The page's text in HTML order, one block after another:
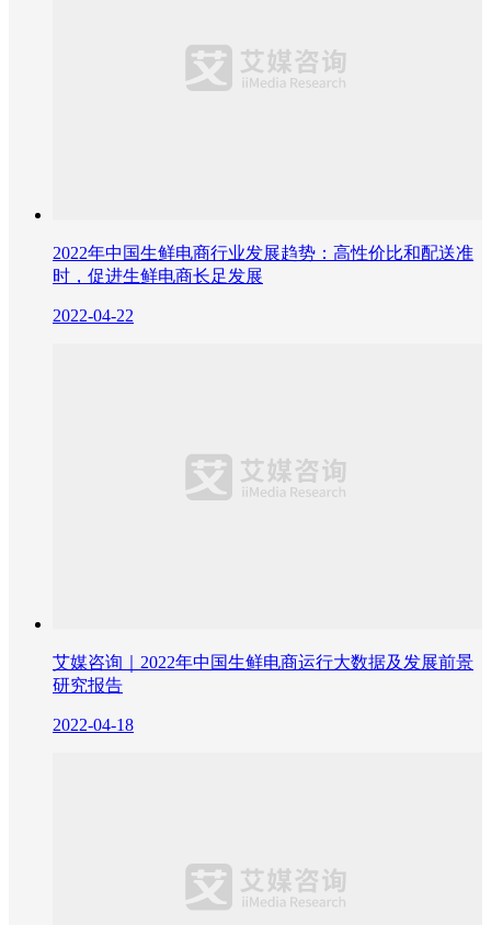
2022年中国生鲜电商行业发展趋势：高性价比和配送准
时，促进生鲜电商长足发展
2022-04-22
艾媒咨询｜2022年中国生鲜电商运行大数据及发展前景
研究报告
2022-04-18